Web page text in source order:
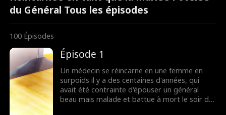
du Général
du Général Tous les épisodes
100 Épisodes
Épisode 1
Un médecin se réincarne en une femme en
surpoids il y a des centaines d'années, qui
avait été contrainte d'épouser un général
beau mais malade et battue à mort le soir de